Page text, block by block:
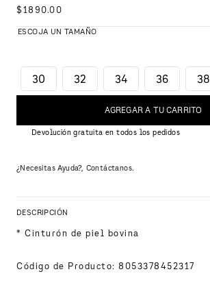
$1890.00
30 32 34 36 38
AGREGAR A TU CARRITO
Devolución gratuita en todos los pedidos
¿Necesitas Ayuda?, Contáctanos.
DESCRIPCIÓN
* Cinturón de piel bovina
Código de Producto: 8053378452317